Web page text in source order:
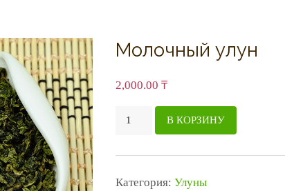
Молочный улун
2,000.00₸
КоличествоВ КОРЗИНУ
Категория:Улуны